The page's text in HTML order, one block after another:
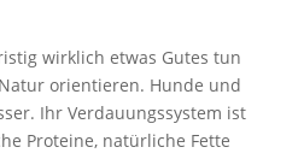
wirklich etwas Gutes tun
orientieren. Hunde und
Ihr Verdauungssystem ist
Proteine, natürliche Fette